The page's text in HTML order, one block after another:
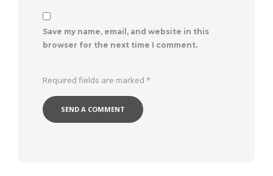
Save my name, email, and website in this
browser for the next time I comment.
Required fields are marked *